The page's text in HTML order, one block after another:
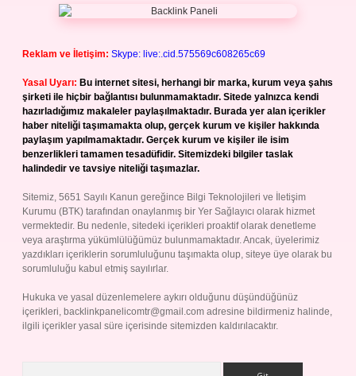
Reklam ve İletişim: Skype: live:.cid.575569c608265c69
Yasal Uyarı: Bu internet sitesi, herhangi bir marka, kurum veya şahıs
şirketi ile hiçbir bağlantısı bulunmamaktadır. Sitede yalnızca kendi
hazırladığımız makaleler paylaşılmaktadır. Burada yer alan içerikler
haber niteliği taşımamakta olup, gerçek kurum ve kişiler hakkında
paylaşım yapılmamaktadır. Gerçek kurum ve kişiler ile isim
benzerlikleri tamamen tesadüfidir. Sitemizdeki bilgiler taslak
halindedir ve tavsiye niteliği taşımazlar.
Sitemiz, 5651 Sayılı Kanun gereğince Bilgi Teknolojileri ve İletişim
Kurumu (BTK) tarafından onaylanmış bir Yer Sağlayıcı olarak hizmet
vermektedir. Bu nedenle, sitedeki içerikleri proaktif olarak denetleme
veya araştırma yükümlülüğümüz bulunmamaktadır. Ancak, üyelerimiz
yazdıkları içeriklerin sorumluluğunu taşımakta olup, siteye üye olarak bu
sorumluluğu kabul etmiş sayılırlar.
Hukuka ve yasal düzenlemelere aykırı olduğunu düşündüğünüz
içerikleri, backlinkpanelicomtr@gmail.com adresine bildirmeniz halinde,
ilgili içerikler yasal süre içerisinde sitemizden kaldırılacaktır.